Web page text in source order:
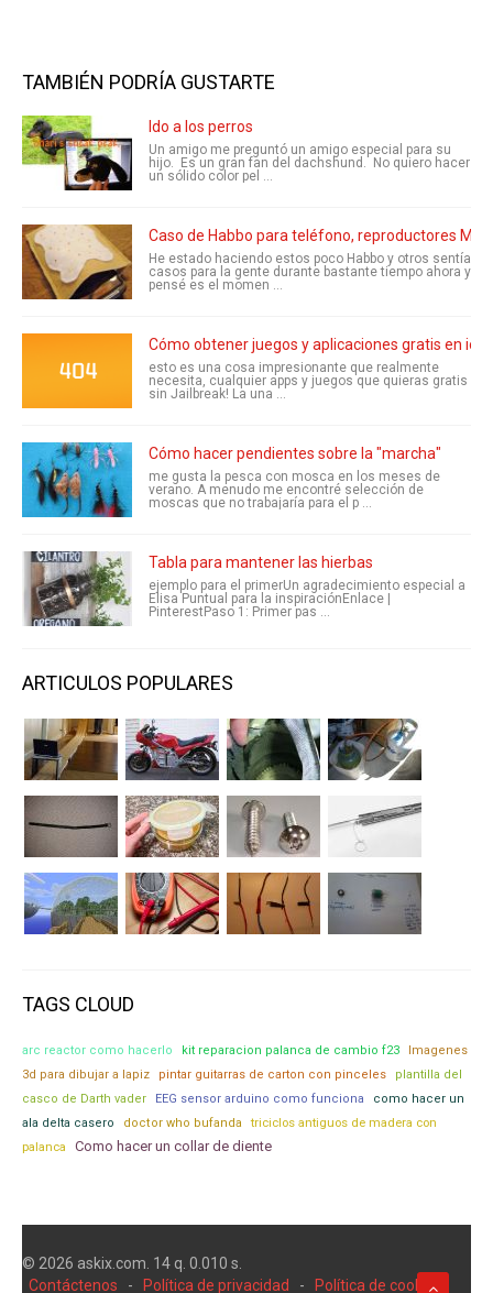
TAMBIÉN PODRÍA GUSTARTE
Ido a los perros
Un amigo me preguntó un amigo especial para su
hijo. Es un gran fan del dachshund. No quiero hacer
un sólido color pel ...
Caso de Habbo para teléfono, reproductores
He estado haciendo estos poco Habbo y otros sentía
casos para la gente durante bastante tiempo ahora y
pensé es el momen ...
Cómo obtener juegos y aplicaciones gratis en ios
esto es una cosa impresionante que realmente
necesita, cualquier apps y juegos que quieras gratis
sin Jailbreak! La una ...
Cómo hacer pendientes sobre la "marcha"
me gusta la pesca con mosca en los meses de
verano. A menudo me encontré selección de
moscas que no trabajaría para el p ...
Tabla para mantener las hierbas
ejemplo para el primerUn agradecimiento especial a
Elisa Puntual para la inspiraciónEnlace |
PinterestPaso 1: Primer pas ...
ARTICULOS POPULARES
TAGS CLOUD
arc reactor como hacerlo kit reparacion palanca de cambio f23
Imagenes
3d para dibujar a lapiz
pintar guitarras de carton con pinceles
plantilla del
casco de Darth vader
EEG sensor arduino como funciona
como hacer un
ala delta casero
doctor who bufanda
triciclos antiguos de madera con
palanca
Como hacer un collar de diente
© 2026 askix.com. 14 q. 0.010 s.
Contáctenos
- Política de privacidad - Política de cookies